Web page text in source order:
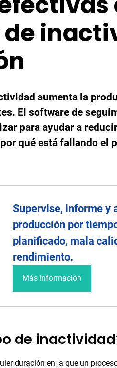
aumenta la
El software de
para ayudar a
qué está fallando el
Supervise, informe y
producción por
planificado, mala
rendimiento.
Más información
de
duración en la que un